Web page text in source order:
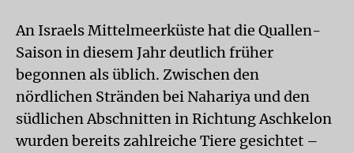
An Israels Mittelmeerküste hat die Quallen-
Saison in diesem Jahr deutlich früher
begonnen als üblich. Zwischen den
nördlichen Stränden bei Nahariya und den
südlichen Abschnitten in Richtung Aschkelon
wurden bereits zahlreiche Tiere gesichtet –